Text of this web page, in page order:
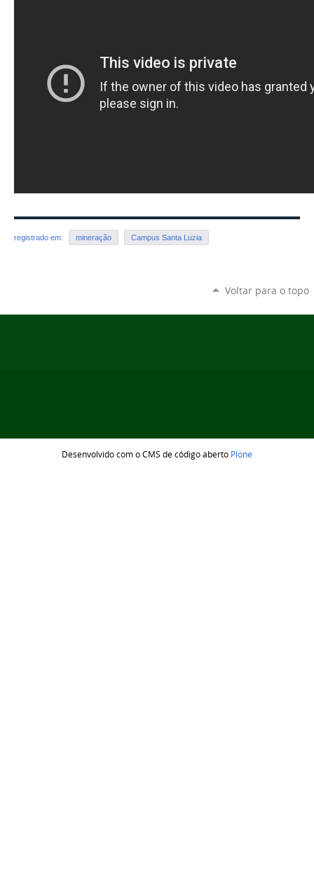
registrado em: mineração Campus Santa Luzia
Voltar para o topo
Desenvolvido com o CMS de código aberto Plone